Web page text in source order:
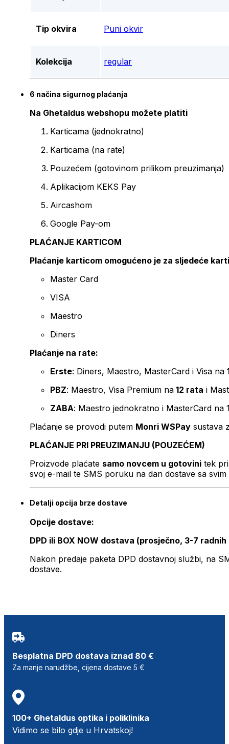
Tip okvira Puni okvir
Kolekcija regular
6 načina sigurnog plaćanja
Na Ghetaldus webshopu možete platiti
Karticama (jednokratno)
Karticama (na rate)
Pouzećem (gotovinom prilikom preuzimanja)
Aplikacijom KEKS Pay
Aircashom
Google Pay-om
PLAĆANJE KARTICOM
Plaćanje karticom omogućeno je za sljedeće
Master Card
VISA
Maestro
Diners
Plaćanje na rate:
Erste: Diners, Maestro, MasterCard i Visa na
PBZ: Maestro, Visa Premium na 12 rata i
ZABA: Maestro jednokratno i MasterCard na
Plaćanje se provodi putem Monri WSPay sustava
PLAĆANJE PRI PREUZIMANJU (POUZEĆEM)
Proizvode plaćate samo novcem u gotovini tek
svoj e-mail te SMS poruku na dan dostave sa svim
Detalji opcija brze dostave
Opcije dostave:
DPD ili BOX NOW dostava (prosječno, 3-7 radnih
Nakon predaje paketa DPD dostavnoj službi, na
dostave.
Besplatna DPD dostava iznad 80 €
Za manje narudžbe, cijena dostave 5 €
100+ Ghetaldus optika i poliklinika
Vidimo se bilo gdje u Hrvatskoj!